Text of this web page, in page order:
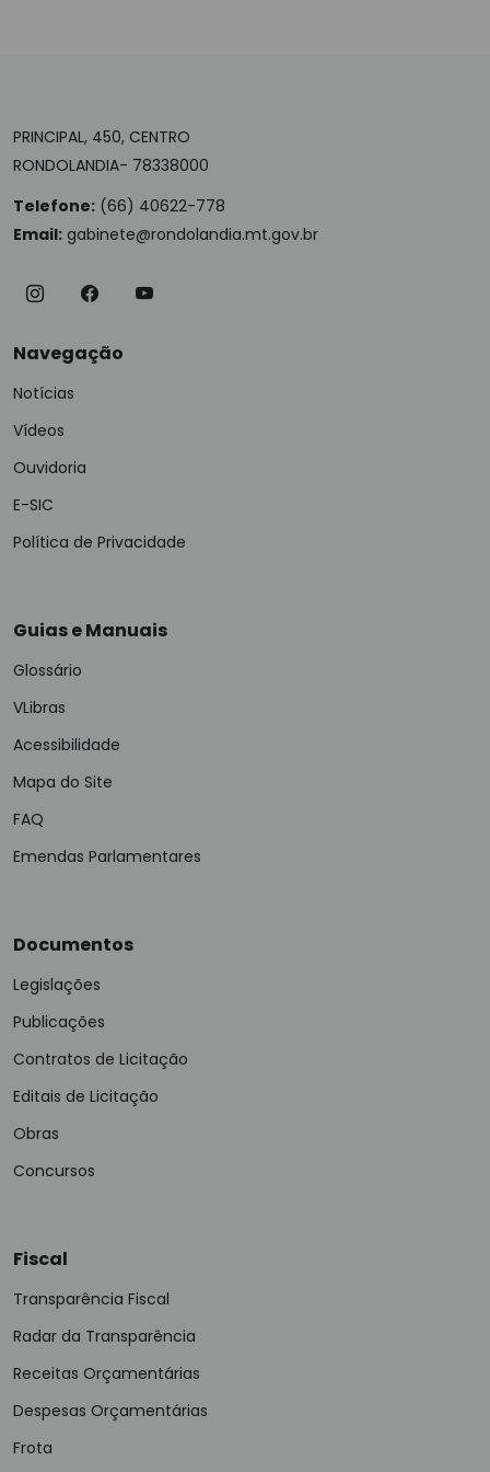
PRINCIPAL, 450, CENTRO
RONDOLANDIA- 78338000
Telefone: (66) 40622-778
Email: gabinete@rondolandia.mt.gov.br
Navegação
Notícias
Vídeos
Ouvidoria
E-SIC
Política de Privacidade
Guias e Manuais
Glossário
VLibras
Acessibilidade
Mapa do Site
FAQ
Emendas Parlamentares
Documentos
Legislações
Publicações
Contratos de Licitação
Editais de Licitação
Obras
Concursos
Fiscal
Transparência Fiscal
Radar da Transparência
Receitas Orçamentárias
Despesas Orçamentárias
Frota